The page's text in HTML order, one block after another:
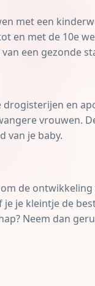
met een
en met de 10e
een gezonde
en
vrouwen.
van je baby.
de
je kleintje de
Neem dan